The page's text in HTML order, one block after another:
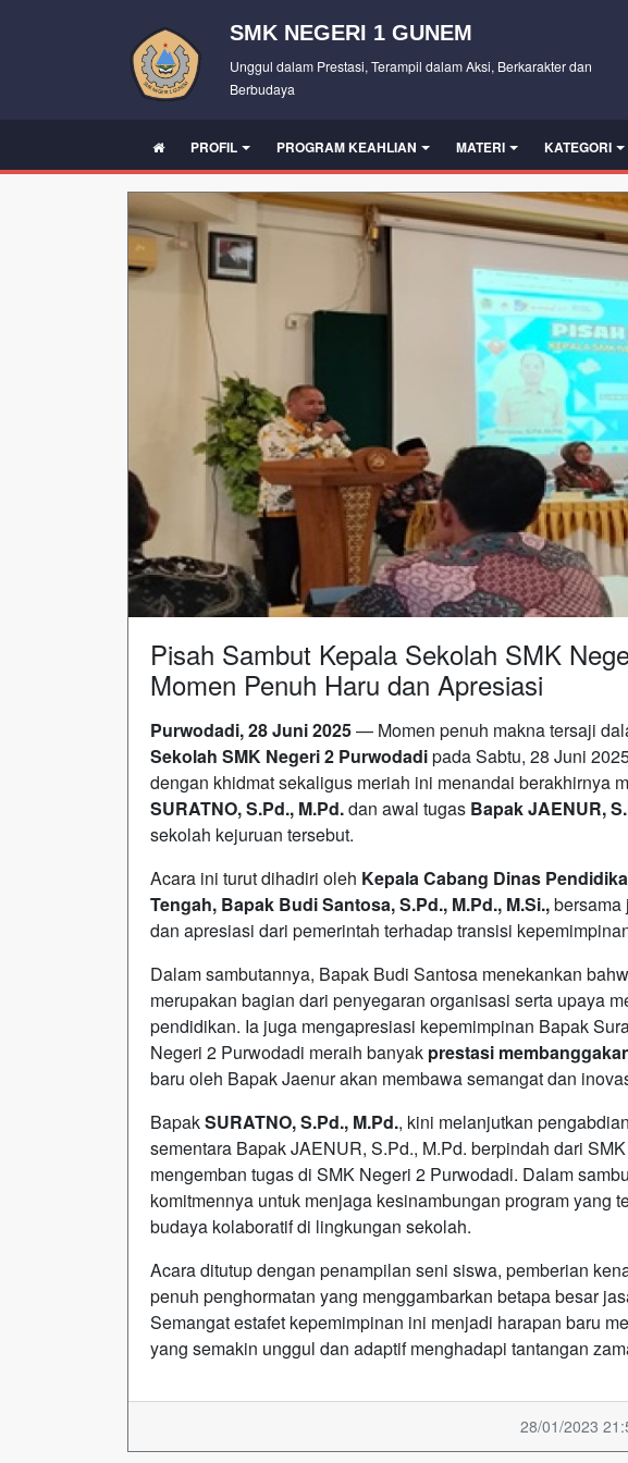
SMK NEGERI 1 GUNEM
Unggul dalam Prestasi, Terampil dalam Aksi, Berkarakter dan
Berbudaya
PROFIL PROGRAM KEAHLIAN MATERI KATEGORI
Pisah Sambut Kepala Sekolah SMK
Momen Penuh Haru dan Apresiasi
Purwodadi, 28 Juni 2025— Momen penuh makna tersaji
Sekolah SMK Negeri 2 Purwodadipada Sabtu, 28 Juni
dengan khidmat sekaligus meriah ini menandai berakhirnya
SURATNO, S.Pd., M.Pd.dan awal tugas Bapak JAENUR,
sekolah kejuruan tersebut.
Acara ini turut dihadiri oleh Kepala Cabang Dinas
Tengah, Bapak Budi Santosa, S.Pd., M.Pd., M.Si.,bersama
dan apresiasi dari pemerintah terhadap transisi
Dalam sambutannya, Bapak Budi Santosa menekankan
merupakan bagian dari penyegaran organisasi serta upaya
pendidikan. Ia juga mengapresiasi kepemimpinan Bapak
Negeri 2 Purwodadi meraih banyak prestasi
baru oleh Bapak Jaenur akan membawa semangat dan
BapakSURATNO, S.Pd., M.Pd., kini melanjutkan
sementara Bapak JAENUR, S.Pd., M.Pd. berpindah dari
mengemban tugas di SMK Negeri 2 Purwodadi. Dalam
komitmennya untuk menjaga kesinambungan program yang
budaya kolaboratif di lingkungan sekolah.
Acara ditutup dengan penampilan seni siswa, pemberian
penuh penghormatan yang menggambarkan betapa besar
Semangat estafet kepemimpinan ini menjadi harapan baru
yang semakin unggul dan adaptif menghadapi tantangan
28/01/2023